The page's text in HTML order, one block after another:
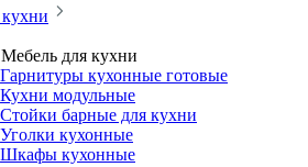
Мебель для кухни
Гарнитуры кухонные готовые
Кухни модульные
Стойки барные для кухни
Уголки кухонные
Шкафы кухонные